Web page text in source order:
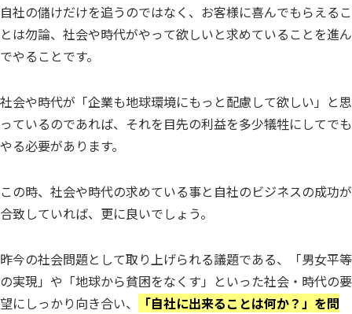
自社の儲けだけを追うのではなく、お客様に喜んでもらえるこ
とは勿論、社会や時代がやって欲しいと求めていることを進ん
でやることです。
社会や時代が「企業も地球環境にもっと配慮して欲しい」と思
っているのであれば、それを目先の利益を多少犠牲にしてでも
やる必要があります。
この時、社会や時代の求めている事と自社のビジネスの成功が
合致していれば、更に良いでしょう。
昨今の社会問題として取り上げられる議題である、「男女平等
の実現」や「地球から貧困をなくす」といった社会・時代の要
望にしっかり向き合い、
「自社に出来ることは何か？」を問